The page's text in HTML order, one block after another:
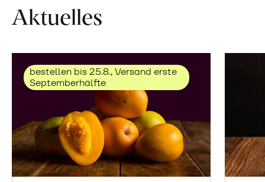
Aktuelles
bestellen bis 25.8., Versand erste
Septemberhälfte